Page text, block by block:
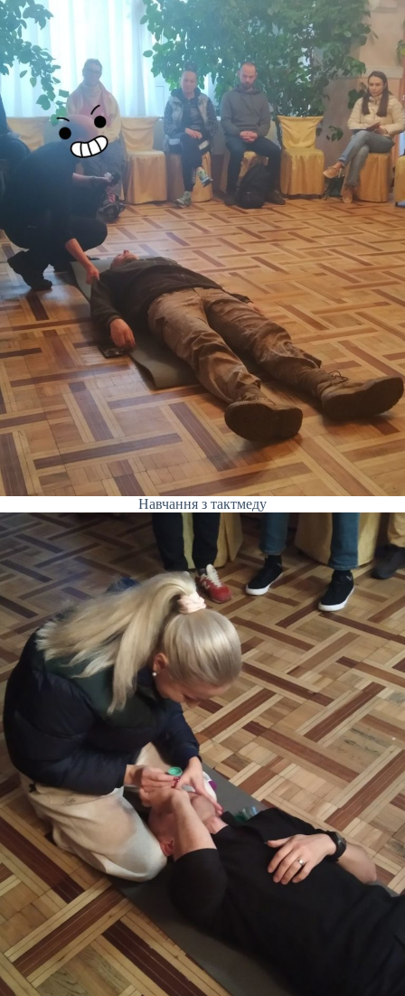
Навчання з тактмеду